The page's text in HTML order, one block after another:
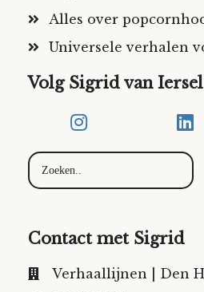
Alles over
Universele verhalen
Volg Sigrid van
Contact met Sigrid
Verhaallijnen | Den